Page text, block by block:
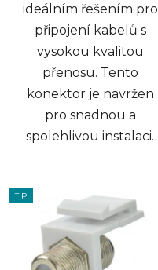
ideálním řešením pro
připojení kabelů s
vysokou kvalitou
přenosu. Tento
konektor je navržen
pro snadnou a
spolehlivou instalaci.
TIP